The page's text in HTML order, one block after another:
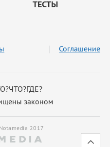
ТЕСТЫ
законом
Соглашение
2017